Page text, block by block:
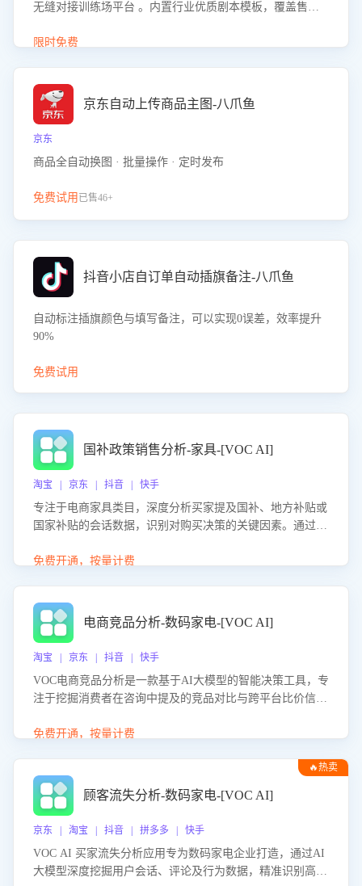
无缝对接训练场平台 。内置行业优质剧本模板，覆盖售前
初始化时间，助力企业快速启动智能客服训练
限时免费
京东自动上传商品主图-八爪鱼
京东
商品全自动换图 · 批量操作 · 定时发布
免费试用 已售46+
抖音小店自订单自动插旗备注-八爪鱼
自动标注插旗颜色与填写备注，可以实现0误差，效率提升
90%
免费试用
国补政策销售分析-家具-[VOC AI]
淘宝 | 京东 | 抖音 | 快手
专注于电商家具类目，深度分析买家提及国补、地方补贴或
国家补贴的会话数据，识别对购买决策的关键因素。通过AI
化策略，助力商家利用国补政策提升GMV。
免费开通，按量计费
电商竞品分析-数码家电-[VOC AI]
淘宝 | 京东 | 抖音 | 快手
VOC电商竞品分析是一款基于AI大模型的智能决策工具，专
注于挖掘消费者在咨询中提及的竞品对比与跨平台比价信
商品信息，进行多维度交叉对比，并分析消费者的比价行
企业优化营销话术、突出产品与服务优势，有效提升咨询转
化率，避免陷入单纯价格竞争，实现精准扬长避短。
免费开通，按量计费
🔥热卖
顾客流失分析-数码家电-[VOC AI]
京东 | 淘宝 | 抖音 | 拼多多 | 快手
VOC AI 买家流失分析应用专为数码家电企业打造，通过AI
大模型深度挖掘用户会话、评论及行为数据，精准识别高流